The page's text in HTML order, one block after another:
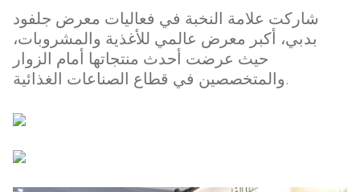
شاركت علامة النخبة في فعاليات معرض جلفود
بدبي، أكبر معرض عالمي للأغذية والمشروبات،
حيث عرضت أحدث منتجاتها أمام الزوار
والمتخصصين في قطاع الصناعات الغذائية.